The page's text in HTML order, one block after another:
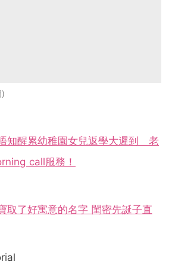
知醒累幼稚園女兒返學大遲到 老
call服務！
取了好寓意的名字 閨密先誕子直